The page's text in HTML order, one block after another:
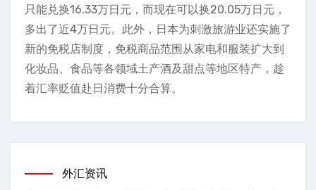
只能兑换16.33万日元，而现在可以换20.05万日元，
多出了近4万日元。此外，日本为刺激旅游业还实施了
新的免税店制度，免税商品范围从家电和服装扩大到
化妆品、食品等各领域土产酒及甜点等地区特产，趁
着汇率贬值赴日消费十分合算。
外汇资讯